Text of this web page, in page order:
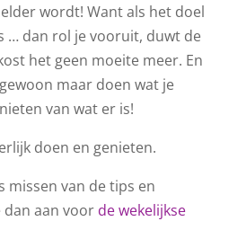
wordt! Want als het doel
… dan rol je vooruit, duwt de
het geen moeite meer. En
maar doen wat je
van wat er is!
doen en genieten.
missen van de tips en
aan voor de wekelijkse